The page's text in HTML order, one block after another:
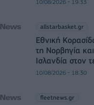
10/08/2026 - 19:33
allstarbasket.gr
Εθνική
τη Νορβηγία
Ισλανδία στον
10/08/2026 - 18:30
fleetnews.gr